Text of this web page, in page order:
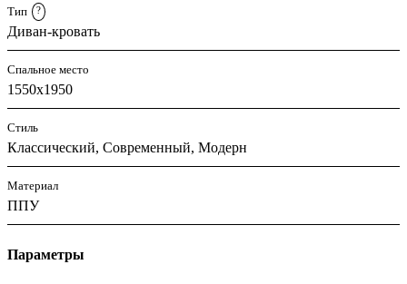
Тип ?
Диван-кровать
Спальное место
1550x1950
Стиль
Классический, Современный, Модерн
Материал
ППУ
Параметры